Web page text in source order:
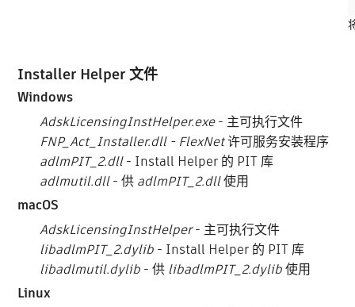
Installer Helper 文件
Windows
AdskLicensingInstHelper.exe- 主可执行文件
FNP_Act_Installer.dll - FlexNet许可服务安装程序
adlmPIT_2.dll- Install Helper 的 PIT 库
adlmutil.dll- 供 adlmPIT_2.dll使用
macOS
AdskLicensingInstHelper- 主可执行文件
libadlmPIT_2.dylib - Install Helper 的 PIT 库
libadlmutil.dylib - 供 libadlmPIT_2.dylib使用
Linux